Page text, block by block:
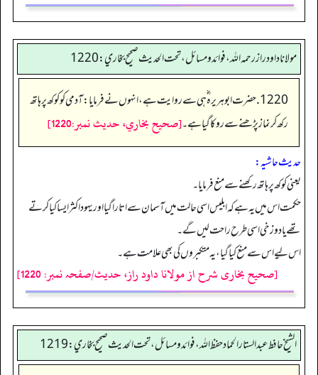
مولانا داود راز رحمه الله، فوائد و مسائل، تحت الحديث صحيح بخاري: 1220
1220. حضرت ابوہریرہ ؓ ہی سے روایت ہے، انہوں نے فرمایا: آدمی کو کوکھ پر ہاتھ
رکھ کر نماز پڑھنے سے روکا گیا ہے۔[صحيح بخاري، حديث نمبر:1220]
حدیث حاشیہ:
یعنی کوکھ پر ہاتھ رکھنے سے منع فرمایا۔
حکمت اس میں یہ ہے کہ ابلیس اسی حالت میں آسمان سے اتاراگیا اور یہود اکثر ایسا کیا کرتے
تھے یا دوزخی اسی طرح راحت لیں گے۔
اس لیے اس سے منع کیا گیا، یہ متکبروں کی بھی علامت ہے۔
[صحیح بخاری شرح از مولانا داود راز، حدیث/صفحہ نمبر: 1220]
الشيخ حافط عبدالستار الحماد حفظ الله، فوائد و مسائل، تحت الحديث صحيح بخاري:1219